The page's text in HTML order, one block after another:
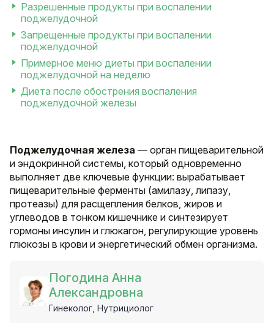
Разрешенные продукты при воспалении
поджелудочной
Запрещенные продукты при воспалении
поджелудочной
Примерное меню диеты при воспалении
поджелудочной на неделю
Диета после обострения воспаления
поджелудочной железы
Поджелудочная железа — орган пищеварительной
и эндокринной системы, который одновременно
выполняет две ключевые функции: вырабатывает
пищеварительные ферменты (амилазу, липазу,
протеазы) для расщепления белков, жиров и
углеводов в тонком кишечнике и синтезирует
гормоны инсулин и глюкагон, регулирующие уровень
глюкозы в крови и энергетический обмен организма.
Погодина Анна
Александровна
Гинеколог, Нутрициолог